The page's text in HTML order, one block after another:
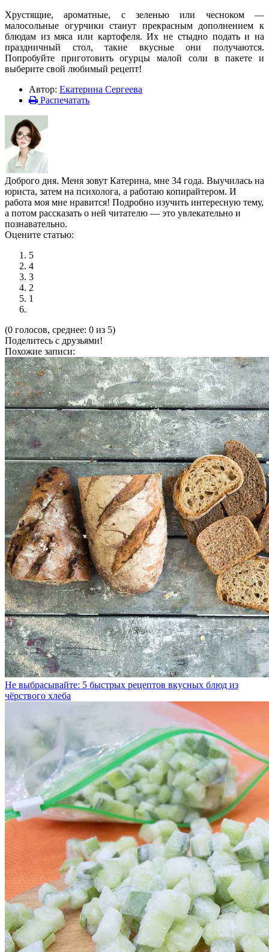
Хрустящие, ароматные, с зеленью или чесноком —
малосольные огурчики станут прекрасным дополнением к
блюдам из мяса или картофеля. Их не стыдно подать и на
праздничный стол, такие вкусные они получаются.
Попробуйте приготовить огурцы малой соли в пакете и
выберите свой любимый рецепт!
Автор: Екатерина Сергеева
Распечатать
Доброго дня. Меня зовут Катерина, мне 34 года. Выучилась на
юриста, затем на психолога, а работаю копирайтером. И
работа моя мне нравится! Подробно изучить интересную тему,
а потом рассказать о ней читателю — это увлекательно и
познавательно.
Оцените статью:
5
4
3
2
1
(0 голосов, среднее: 0 из 5)
Поделитесь с друзьями!
Похожие записи:
Не выбрасывайте: 5 быстрых рецептов вкусных блюд из
чёрствого хлеба